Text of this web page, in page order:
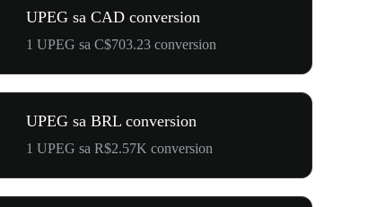
UPEG sa CAD conversion
1 UPEG sa C$703.23 conversion
UPEG sa BRL conversion
1 UPEG sa R$2.57K conversion